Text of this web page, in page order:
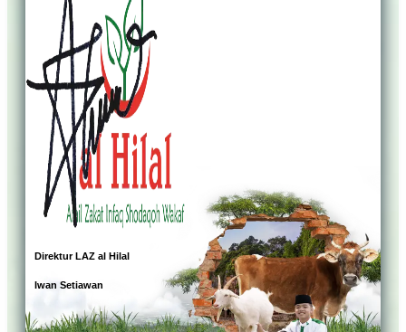
Direktur LAZ al Hilal
Iwan Setiawan